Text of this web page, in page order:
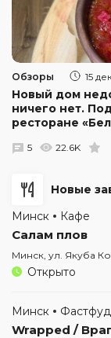
Обзоры 15
Новый дом
ничего нет.
ресторане
5 22.6K
Новые
Минск
Кафе
Салам плов
Минск, ул. Якуба
Открыто
Минск Фастфуд
Wrapped /